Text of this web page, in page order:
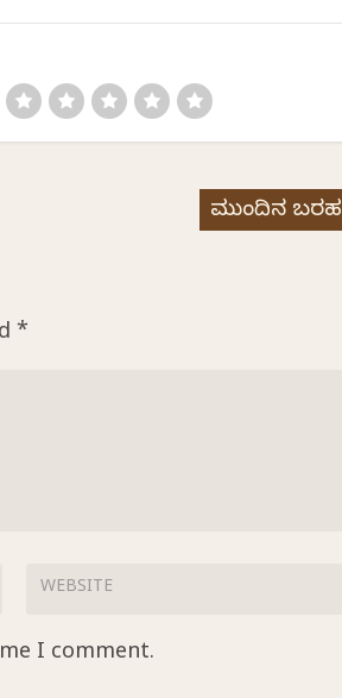
ಮುಂದಿನ ಬರಹ
*
I comment.